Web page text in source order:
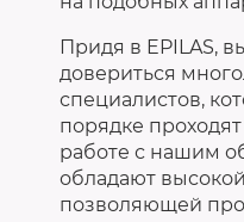
Придя в EPILAS,
довериться
специалистов,
порядке
работе с нашим
обладают
позволяющей